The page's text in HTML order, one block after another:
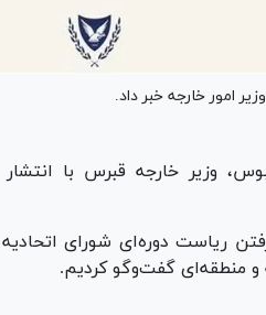
امور خارجه خبر داد.
وزیر خارجه قبرس با
ریاست دوره‌ای شورای اتحادیه
و منطقه‌ای گفت‌وگو کردیم.